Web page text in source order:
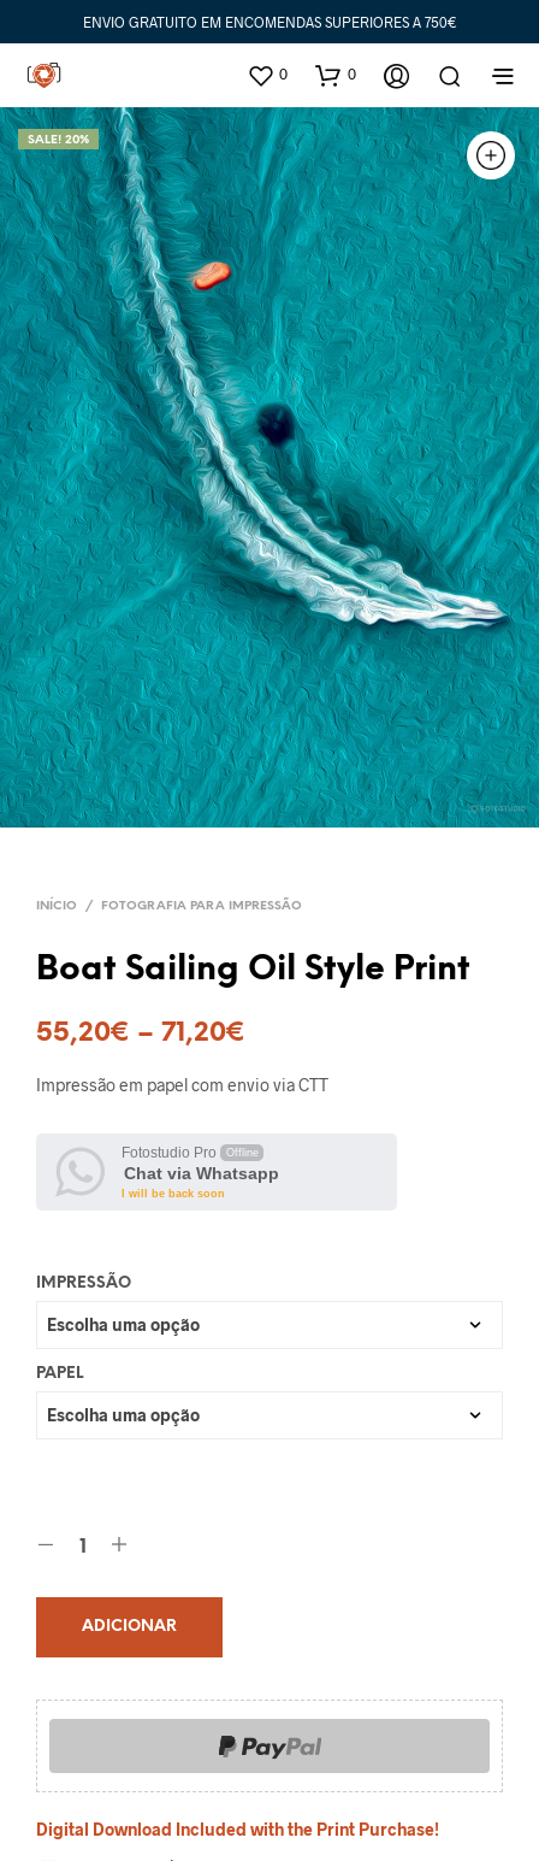
ENVIO GRATUITO EM ENCOMENDAS SUPERIORES A 750€
0 0
SALE! 20%
INÍCIO / FOTOGRAFIA PARA IMPRESSÃO
Boat Sailing Oil Style Print
55,20€ – 71,20€
Impressão em papel com envio via CTT
Fotostudio Pro Offline
Chat via Whatsapp
I will be back soon
IMPRESSÃO
PAPEL
ADICIONAR
Digital Download Included with the Print Purchase!